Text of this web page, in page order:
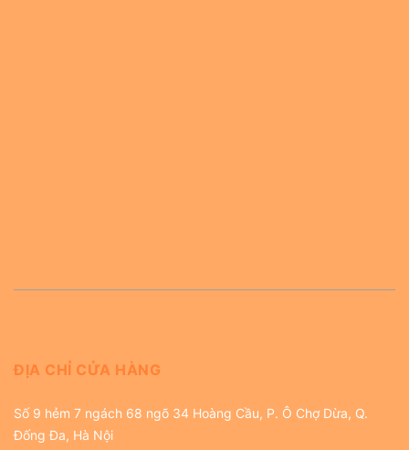
ĐỊA CHỈ CỬA HÀNG
Số 9 hẻm 7 ngách 68 ngõ 34 Hoàng Cầu, P. Ô Chợ Dừa, Q.
Đống Đa, Hà Nội